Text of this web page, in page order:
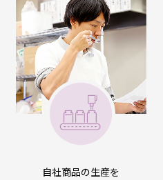
自社商品の生産を